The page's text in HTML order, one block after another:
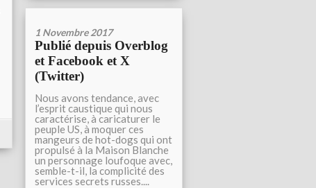
1 Novembre 2017
Publié depuis Overblog
et Facebook et X
(Twitter)
Nous avons tendance, avec
l’esprit caustique qui nous
caractérise, à caricaturer le
peuple US, à moquer ces
mangeurs de hot-dogs qui ont
propulsé à la Maison Blanche
un personnage loufoque avec,
semble-t-il, la complicité des
services secrets russes....